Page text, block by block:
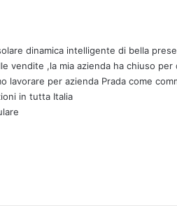
dinamica intelligente di bella
vendite ,la mia azienda ha chiuso per
lavorare per azienda Prada come
in tutta Italia